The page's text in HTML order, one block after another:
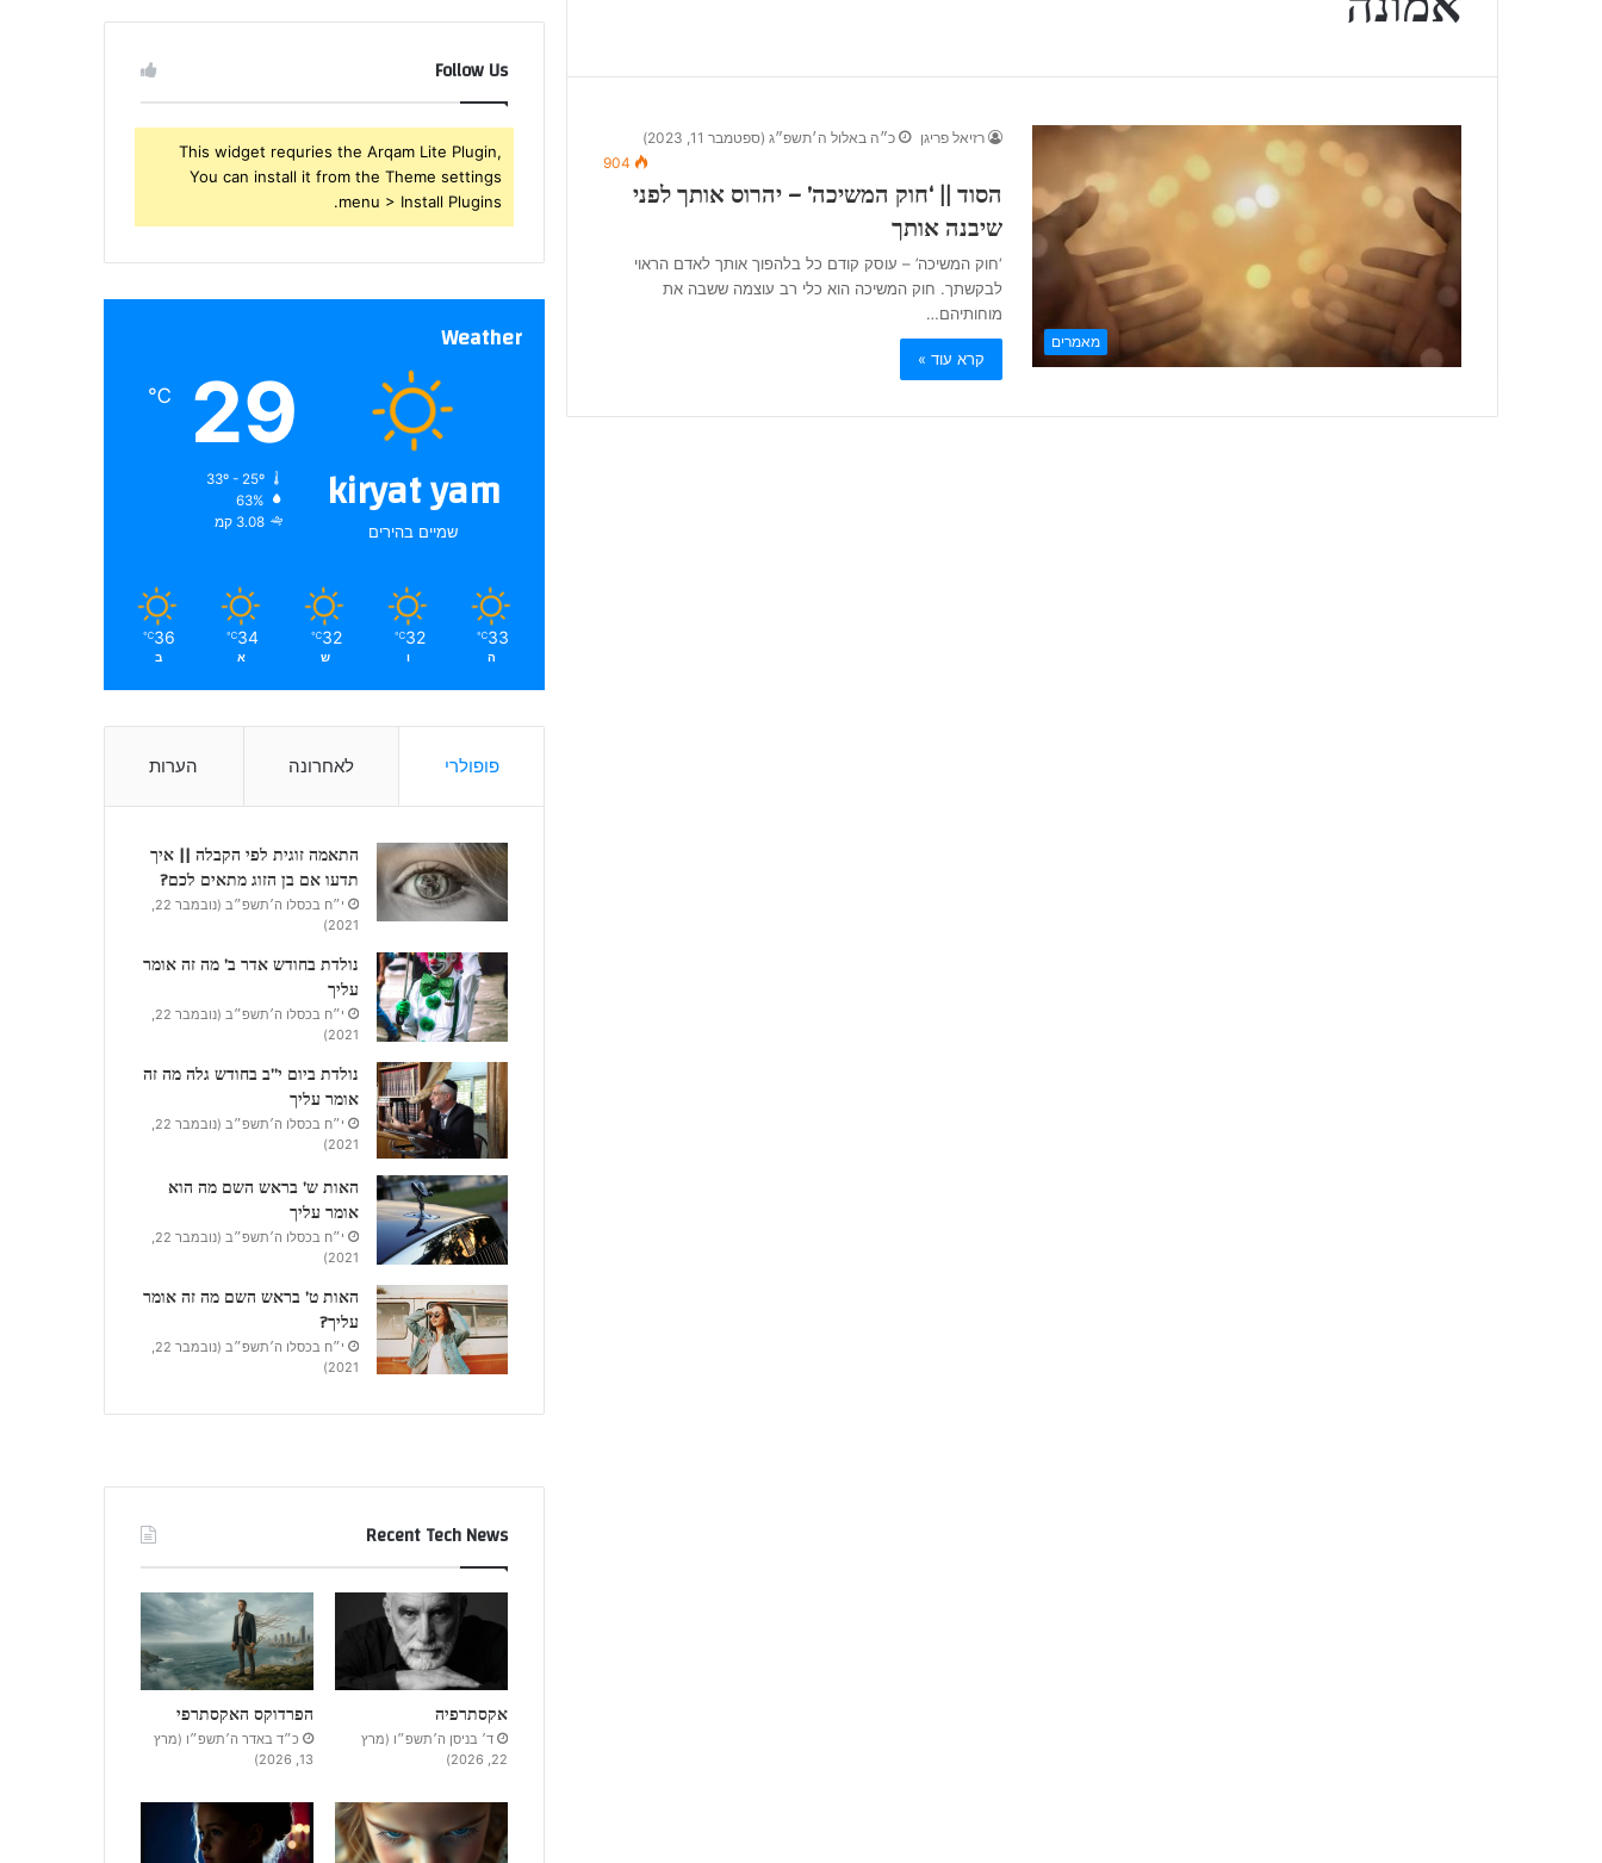
שלך
מאמרים
רזיאל פריגן
כ״ה באלול ה׳תשפ״ג (ספטמבר 11, 2023)
904
הסוד || ‘חוק המשיכה’ – יהרוס אותך לפני
שיבנה אותך
‘חוק המשיכה’ – עוסק קודם כל בלהפוך אותך לאדם הראוי
לבקשתך. חוק המשיכה הוא כלי רב עוצמה ששבה את
מוחותיהם…
קרא עוד »
Follow Us
This widget requries the Arqam Lite Plugin,
You can install it from the Theme settings
menu > Install Plugins.
Weather
kiryat yam
שמיים בהירים
29
℃
33º - 25º
63%
3.08 קמ
33
℃
ה
32
℃
ו
32
℃
ש
34
℃
א
36
℃
ב
פופולרי לאחרונה הערות
התאמה זוגית לפי הקבלה || איך
תדעו אם בן הזוג מתאים לכם?
י״ח בכסלו ה׳תשפ״ב (נובמבר 22,
2021)
נולדת בחודש אדר ב’ מה זה אומר
עליך
י״ח בכסלו ה׳תשפ״ב (נובמבר 22,
2021)
נולדת ביום י”ב בחודש גלה מה זה
אומר עליך
י״ח בכסלו ה׳תשפ״ב (נובמבר 22,
2021)
האות ש’ בראש השם מה הוא
אומר עליך
י״ח בכסלו ה׳תשפ״ב (נובמבר 22,
2021)
האות ט’ בראש השם מה זה אומר
עליך?
י״ח בכסלו ה׳תשפ״ב (נובמבר 22,
2021)
Recent Tech News
אקסתרפיה
ד׳ בניסן ה׳תשפ״ו (מרץ
22, 2026)
הפרדוקס האקסתרפי
כ״ד באדר ה׳תשפ״ו (מרץ
13, 2026)